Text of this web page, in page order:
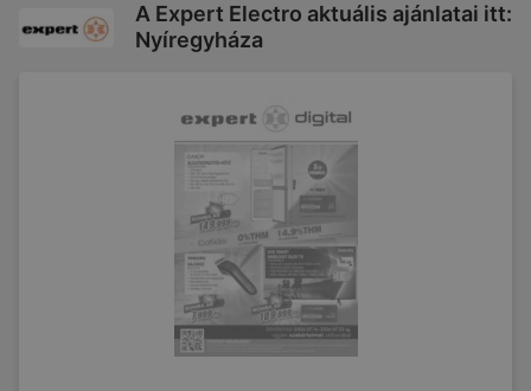
A Expert Electro aktuális ajánlatai itt:
Nyíregyháza